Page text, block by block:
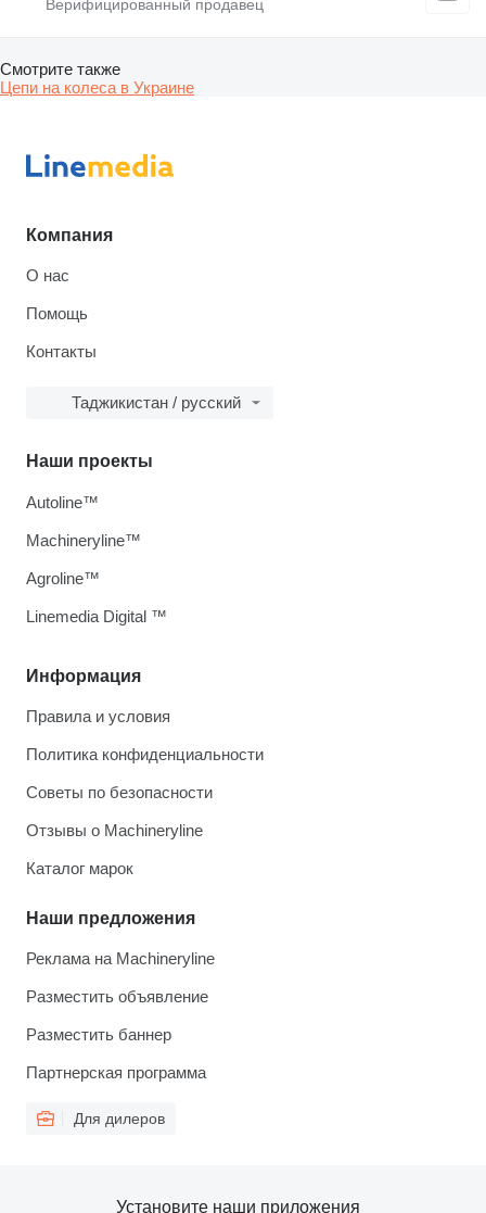
Смотрите также
Цепи на колеса в Украине
Компания
О нас
Помощь
Контакты
Таджикистан / русский
Информация
Правила и условия
Политика конфиденциальности
Советы по безопасности
Отзывы о Machineryline
Каталог марок
Наши предложения
Реклама на Machineryline
Разместить объявление
Разместить баннер
Партнерская программа
Для дилеров
Наши проекты
Autoline™
Machineryline™
Agroline™
Linemedia Digital ™
Установите наши приложения